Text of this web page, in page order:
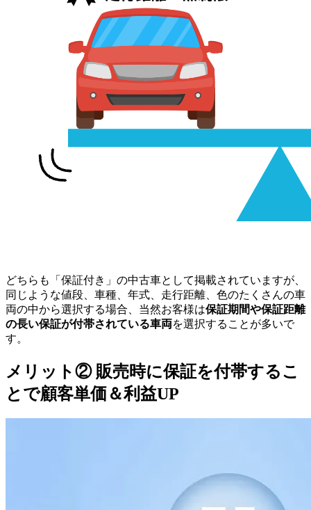
どちらも「保証付き」の中古車として掲載されていますが、
同じような値段、車種、年式、走行距離、色のたくさんの車
両の中から選択する場合、当然お客様は保証期間や保証距離
の長い保証が付帯されている車両を選択することが多いで
す。
メリット② 販売時に保証を付帯するこ
とで顧客単価＆利益UP